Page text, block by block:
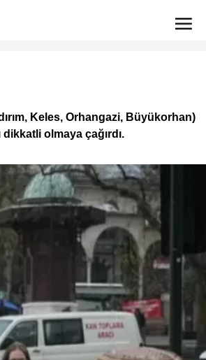
Keles, Orhangazi, Büyükorhan)
olmaya çağırdı.